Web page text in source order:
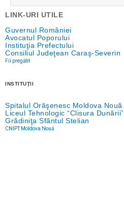
LINK-URI UTILE
Guvernul României
Avocatul Poporului
Instituţia Prefectului
Consiliul Judeţean Caraş-Severin
Fii pregătit
INSTITUŢII
Spitalul Orăşenesc Moldova Nouă
Liceul Tehnologic “Clisura Dunării”
Grădiniţa Sfântul Stelian
CNIPT Moldova Nouă